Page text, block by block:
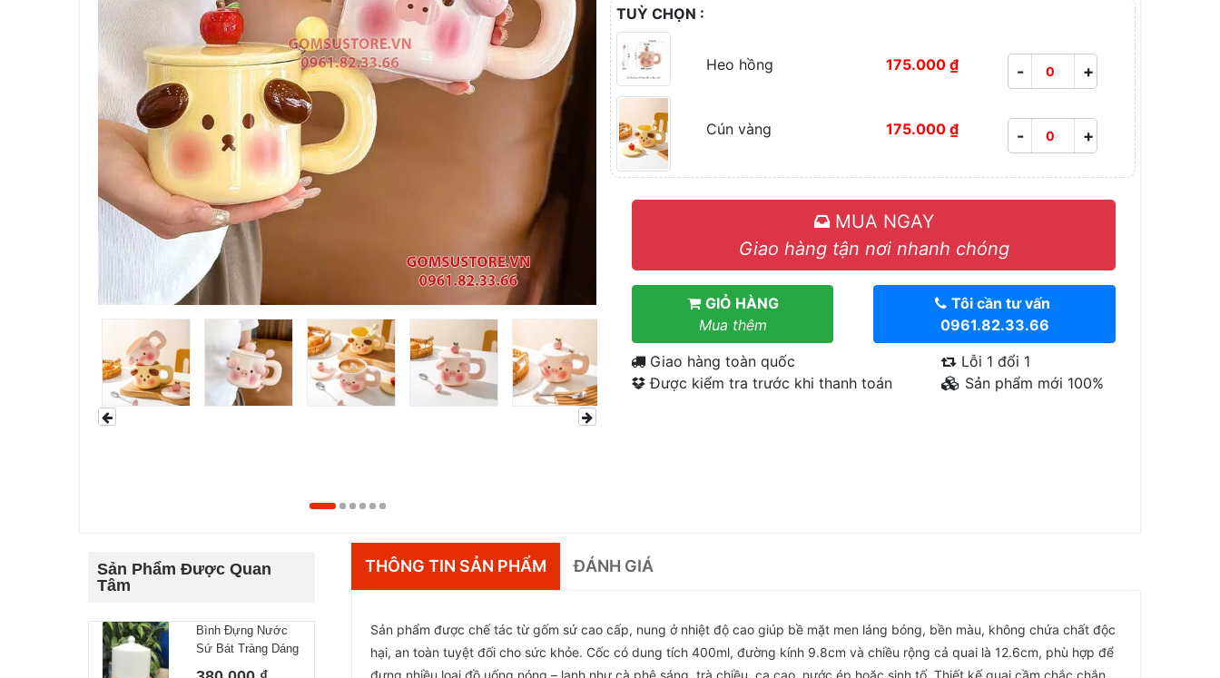
TUỲ CHỌN :
Heo hồng 175.000 ₫ - +
Cún vàng 175.000 ₫ - +
MUA NGAY
Giao hàng tận nơi nhanh chóng
GIỎ HÀNG
Mua thêm
Tôi cần tư vấn
0961.82.33.66
Giao hàng toàn quốc
Được kiểm tra trước khi thanh toán
Lỗi 1 đổi 1
Sản phẩm mới 100%
Sản Phẩm Được Quan
Tâm
Bình Đựng Nước
Sứ Bát Tràng Dáng
THÔNG TIN SẢN PHẨM ĐÁNH GIÁ
Sản phẩm được chế tác từ gốm sứ cao cấp, nung ở nhiệt độ cao giúp bề mặt men láng bóng, bền màu, không chứa chất độc
hại, an toàn tuyệt đối cho sức khỏe. Cốc có dung tích 400ml, đường kính 9.8cm và chiều rộng cả quai là 12.6cm, phù hợp để
đựng nhiều loại đồ uống nóng – lạnh như cà phê sáng, trà chiều, ca cao, nước ép hoặc sinh tố. Thiết kế quai cầm chắc chắn,